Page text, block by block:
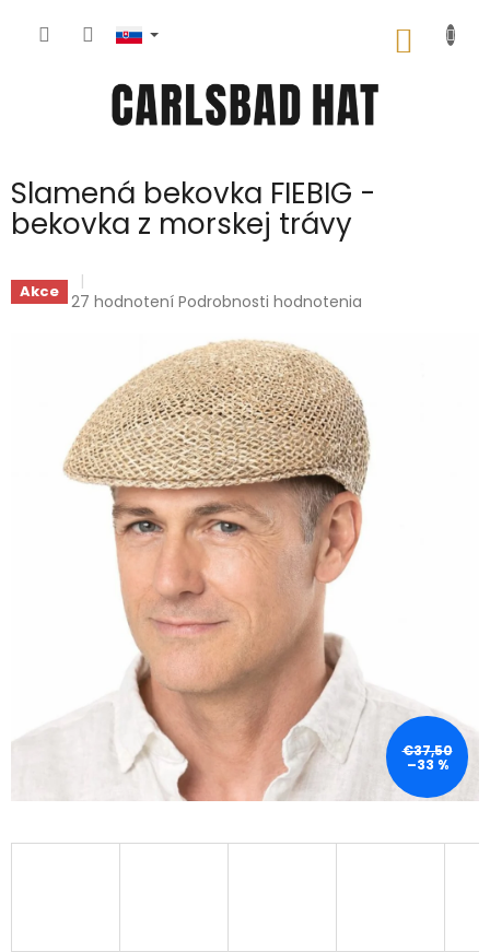
Slamená bekovka FIEBIG -
bekovka z morskej trávy
Akce Priemerné
5
hviezdičiek.
27 hodnotení Podrobnosti hodnotenia
€37,50
–33 %